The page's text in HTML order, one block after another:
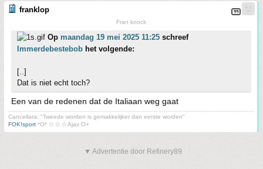
franklop
Fran knock
Op maandag 19 mei 2025 11:25 schreef
Immerdebestebob het volgende:
[..]
Dat is niet echt toch?
Een van de redenen dat de Italiaan weg gaat
Cancellara; "Tweede worden is gemakkelijker dan eerste worden"
FOK!sport *O* ✩ ✩ ✩ Ajax O+
▼ Advertentie door Refinery89